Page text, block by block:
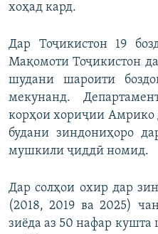
хоҳад кард.
Дар Тоҷикистон 19
Мақомоти Тоҷикистон
шудани шароити
мекунанд.
корҳои хориҷии Амрико
будани зиндониҳоро
мушкили ҷиддӣ номид.
Дар солҳои охир дар
(2018, 2019 ва 2025)
зиёда аз 50 нафар